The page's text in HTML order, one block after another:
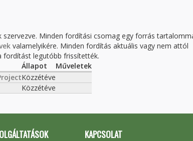
Minden fordítási csomag egy forrás
valamelyikére. Minden fordítás aktuális vagy nem attól
legutóbb frissítették.
Állapot
Műveletek
Közzétéve
Közzétéve
KAPCSOLAT